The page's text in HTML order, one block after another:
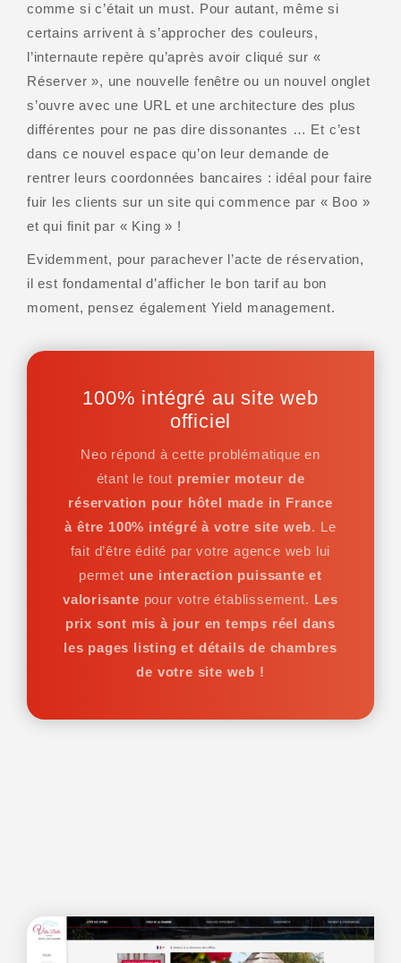
comme si c’était un must. Pour autant, même si
certains arrivent à s’approcher des couleurs,
l’internaute repère qu’après avoir cliqué sur «
Réserver », une nouvelle fenêtre ou un nouvel onglet
s’ouvre avec une URL et une architecture des plus
différentes pour ne pas dire dissonantes … Et c’est
dans ce nouvel espace qu’on leur demande de
rentrer leurs coordonnées bancaires : idéal pour faire
fuir les clients sur un site qui commence par « Boo »
et qui finit par « King » !
Evidemment, pour parachever l’acte de réservation,
il est fondamental d’afficher le bon tarif au bon
moment, pensez également Yield management.
100% intégré au site web
officiel
Neo répond à cette problématique en
étant le tout premier moteur de
réservation pour hôtel made in France
à être 100% intégré à votre site web. Le
fait d’être édité par votre agence web lui
permet une interaction puissante et
valorisante pour votre établissement. Les
prix sont mis à jour en temps réel dans
les pages listing et détails de chambres
de votre site web !